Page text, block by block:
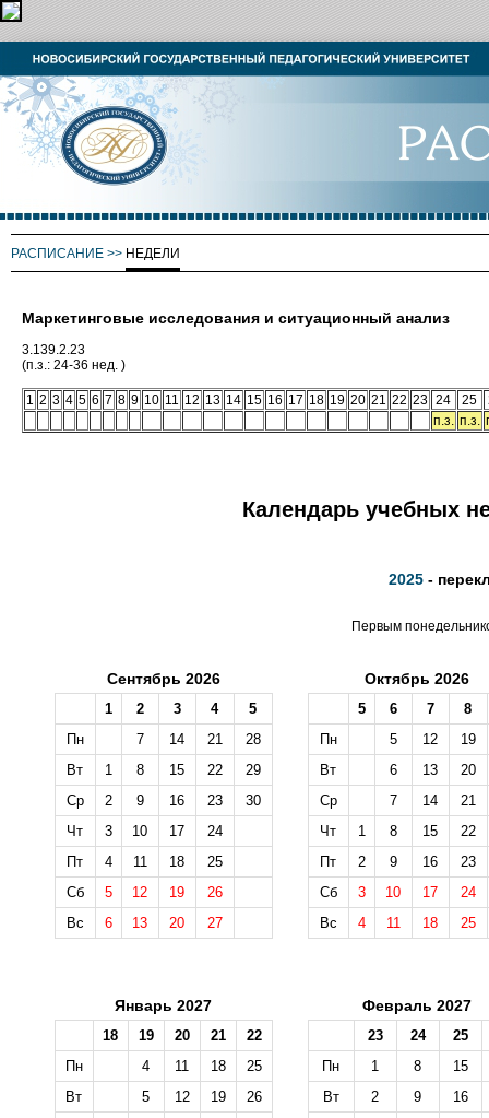
РАСПИСАНИЕ >> НЕДЕЛИ
Маркетинговые исследования и ситуационный анализ
3.139.2.23
(п.з.: 24-36 нед. )
1 2 3 4 5 6 7 8 9 10 11 12 13 14 15 16 17 18 19 20 21 22 23 24 25
п.з. п.з.
Календарь учебных
2025 -
Первым
Сентябрь 2026
1 2 3 4
5
Пн
7 14 21
28
Вт
1 8 15 22
29
Ср
2 9 16 23
30
Чт
3 10 17
24
Пт
4 11 18
25
Сб
5 12 19
26
Вс
6 13 20 27
Октябрь 2026
5 6 7
8
Пн
5 12
19
Вт
6 13
20
Ср
7 14
21
Чт
1 8 15
22
Пт
2 9 16
23
Сб
3 10 17
24
Вс
4 11 18 25
Январь 2027
18 19 20 21
22
Пн
4 11 18
25
Вт
5 12 19
26
Февраль 2027
23 24
25
Пн
1 8
15
Вт
2 9
16